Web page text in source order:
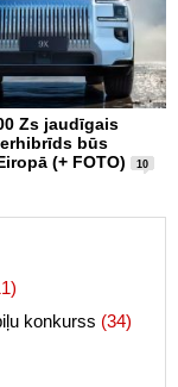
Zs jaudīgais
būs
(+ FOTO)
10
konkurss (34)